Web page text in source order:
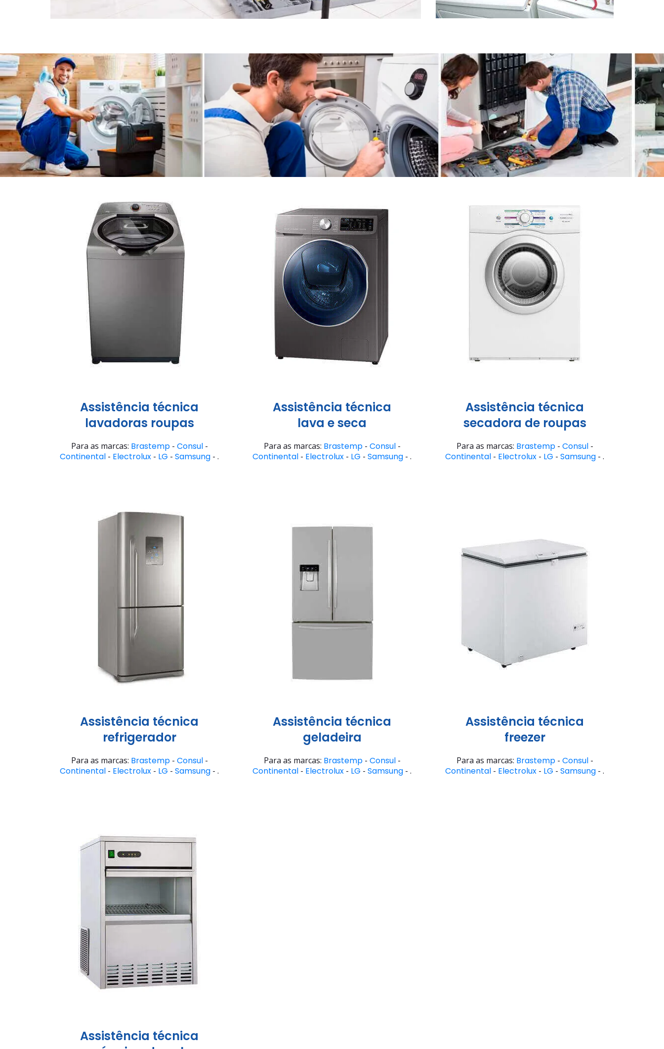
Assistência técnica
lavadoras roupas
Para as marcas: Brastemp- Consul-
Continental - Electrolux - LG - Samsung - .
Assistência técnica
lava e seca
Para as marcas: Brastemp- Consul-
Continental - Electrolux - LG - Samsung - .
Assistência técnica
secadora de roupas
Para as marcas: Brastemp- Consul-
Continental - Electrolux - LG - Samsung - .
Assistência técnica
refrigerador
Para as marcas: Brastemp- Consul-
Continental - Electrolux - LG - Samsung - .
Assistência técnica
geladeira
Para as marcas: Brastemp- Consul-
Continental - Electrolux - LG - Samsung - .
Assistência técnica
freezer
Para as marcas: Brastemp- Consul-
Continental - Electrolux - LG - Samsung - .
Assistência técnica